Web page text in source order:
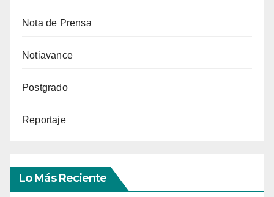
Nota de Prensa
Notiavance
Postgrado
Reportaje
Lo Más Reciente